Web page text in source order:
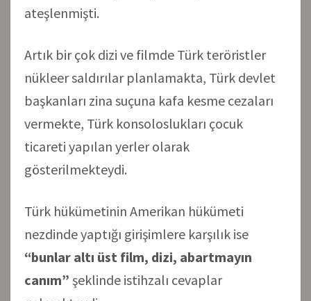
ateşlenmişti.
Artık bir çok dizi ve filmde Türk teröristler
nükleer saldırılar planlamakta, Türk devlet
başkanları zina suçuna kafa kesme cezaları
vermekte, Türk konsoloslukları çocuk
ticareti yapılan yerler olarak
gösterilmekteydi.
Türk hükümetinin Amerikan hükümeti
nezdinde yaptığı girişimlere karşılık ise
“bunlar altı üst film, dizi, abartmayın
canım” şeklinde istihzalı cevaplar